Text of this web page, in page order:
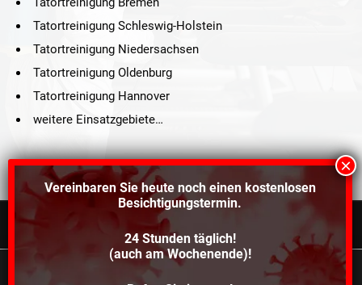
Tatortreinigung Schleswig-Holstein
Tatortreinigung Niedersachsen
Tatortreinigung Oldenburg
Tatortreinigung Hannover
weitere Einsatzgebiete…
©2021 Schröders Service Team Nord, All Rights Reserved.
Schroeder Service Team Nord
Vereinbaren Sie heute noch einen kostenlosen
Besichtigungstermin.
24 Stunden täglich!
(auch am Wochenende)!